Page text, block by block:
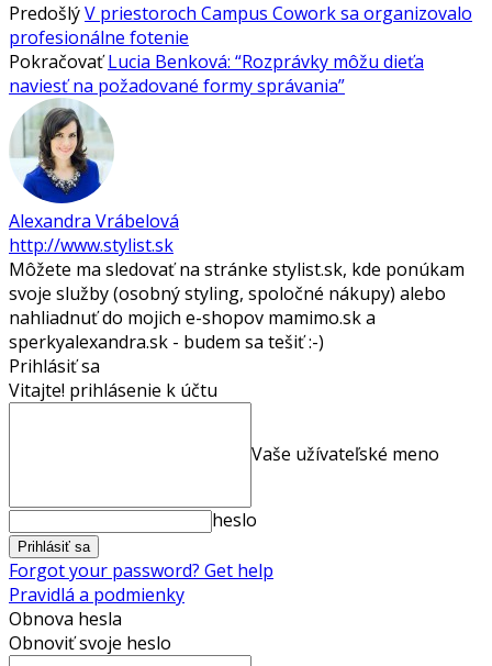
PredošlýV priestoroch Campus Cowork sa organizovalo
profesionálne fotenie
Pokračovať Lucia Benková: “Rozprávky môžu dieťa
naviesť na požadované formy správania”
Alexandra Vrábelová
http://www.stylist.sk
Môžete ma sledovať na stránke stylist.sk, kde ponúkam
svoje služby (osobný styling, spoločné nákupy) alebo
nahliadnuť do mojich e-shopov mamimo.sk a
sperkyalexandra.sk - budem sa tešiť :-)
Prihlásiť sa
Vitajte! prihlásenie k účtu
Vaše užívateľské meno
heslo
Forgot your password? Get help
Pravidlá a podmienky
Obnova hesla
Obnoviť svoje heslo